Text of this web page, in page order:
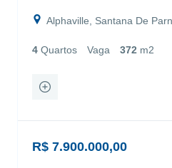
Alphaville, Santana De
4 Quartos Vaga 372 m2
R$ 7.900.000,00